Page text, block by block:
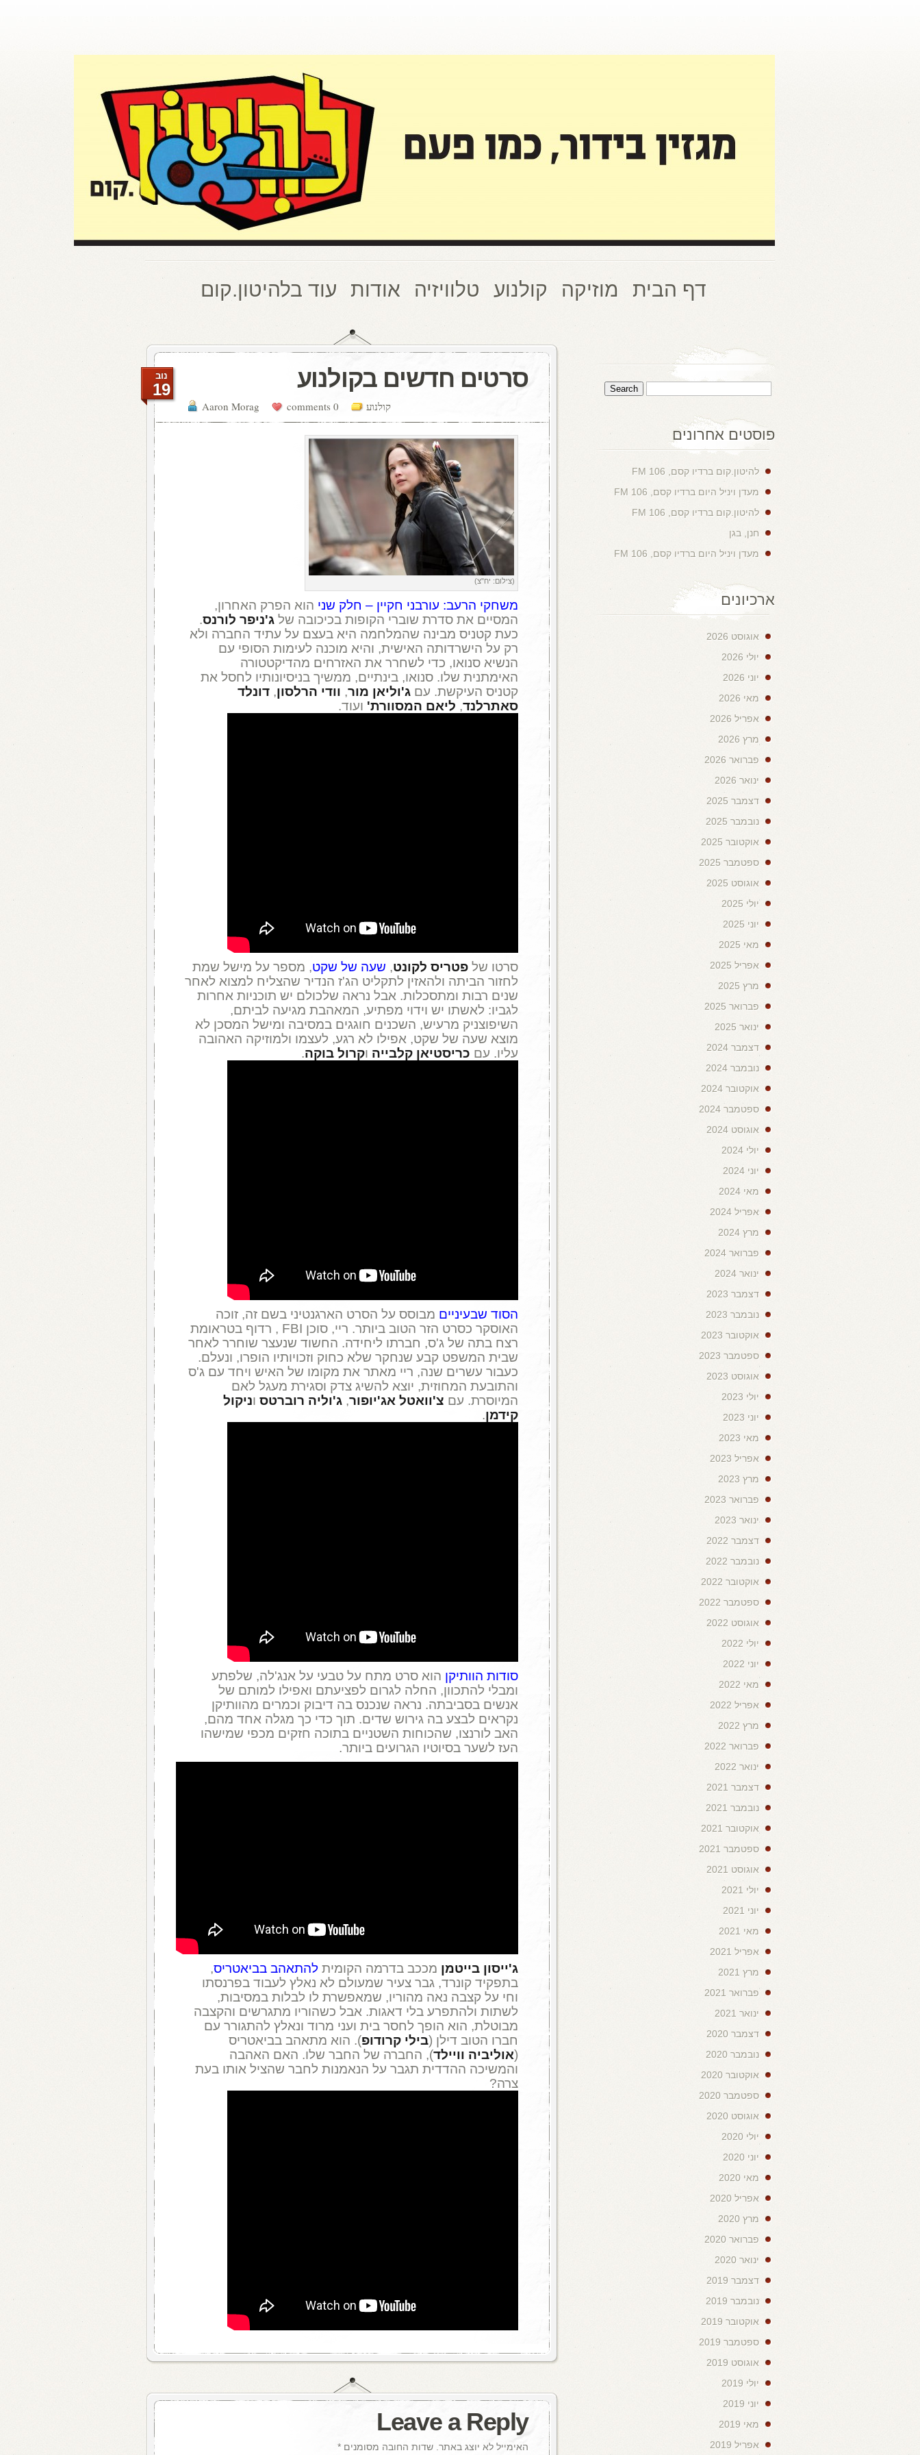
דף הבית מוזיקה קולנוע טלוויזיה אודות עוד בלהיטון.קום
סרטים חדשים בקולנוע
Aaron Morag 0 comments קולנוע
נוב
19
(צילום: יח"צ)
משחקי הרעב: עורבני חקיין – חלק שני הוא הפרק האחרון,
המסיים את סדרת שוברי הקופות בכיכובה של ג'ניפר לורנס.
כעת קטניס מבינה שהמלחמה היא בעצם על עתיד החברה ולא
רק על הישרדותה האישית, והיא מוכנה לעימות הסופי עם
הנשיא סנואו, כדי לשחרר את האזרחים מהדיקטטורה
האימתנית שלו. סנואו, בינתיים, ממשיך בניסיונותיו לחסל את
קטניס העיקשת. עם ג'וליאן מור, וודי הרלסון, דונלד
סאתרלנד, ליאם המסוורת' ועוד.
סרטו של פטריס לקונט, שעה של שקט, מספר על מישל שמת
לחזור הביתה ולהאזין לתקליט הג'ז הנדיר שהצליח למצוא לאחר
שנים רבות ומתסכלות. אבל נראה שלכולם יש תוכניות אחרות
לגביו: לאשתו יש וידוי מפתיע, המאהבת מגיעה לביתם,
השיפוצניק מרעיש, השכנים חוגגים במסיבה ומישל המסכן לא
מוצא שעה של שקט, אפילו לא רגע, לעצמו ולמוזיקה האהובה
עליו. עם כריסטיאן קלבייה וקרול בוקה.
הסוד שבעיניים מבוסס על הסרט הארגנטיני בשם זה, זוכה
האוסקר כסרט הזר הטוב ביותר. ריי, סוכן FBI , רדוף בטראומת
רצח בתה של ג'ס, חברתו ליחידה. החשוד שנעצר שוחרר לאחר
שבית המשפט קבע שנחקר שלא כחוק וזכויותיו הופרו, ונעלם.
כעבור עשרים שנה, ריי מאתר את מקומו של האיש ויחד עם ג'ס
והתובעת המחוזית, יוצא להשיג צדק וסגירת מעגל לאם
המיוסרת. עם צ'וואטל אג'יופור, ג'וליה רוברטס וניקול
קידמן.
סודות הוותיקן הוא סרט מתח על טבעי על אנג'לה, שלפתע
ומבלי להתכוון, החלה לגרום לפציעתם ואפילו למותם של
אנשים בסביבתה. נראה שנכנס בה דיבוק וכמרים מהוותיקן
נקראים לבצע בה גירוש שדים. תוך כדי כך מגלה אחד מהם,
האב לורנצו, שהכוחות השטניים בתוכה חזקים מכפי שמישהו
העז לשער בסיוטיו הגרועים ביותר.
ג'ייסון בייטמן מככב בדרמה הקומית להתאהב בביאטריס,
בתפקיד קונרד, גבר צעיר שמעולם לא נאלץ לעבוד בפרנסתו
וחי על קצבה נאה מהוריו, שמאפשרת לו לבלות במסיבות,
לשתות ולהתפרע בלי דאגות. אבל כשהוריו מתגרשים והקצבה
מבוטלת, הוא הופך לחסר בית ועני מרוד ונאלץ להתגורר עם
חברו הטוב דילן (בילי קרודופ). הוא מתאהב בביאטריס
(אוליביה וויילד), החברה של החבר שלו. האם האהבה
והמשיכה ההדדית תגבר על הנאמנות לחבר שהציל אותו בעת
צרה?
Leave a Reply
האימייל לא יוצג באתר. שדות החובה מסומנים *
פוסטים אחרונים
להיטון.קום ברדיו קסם, 106 FM
מעדן ויניל היום ברדיו קסם, 106 FM
להיטון.קום ברדיו קסם, 106 FM
חנן, בגן
מעדן ויניל היום ברדיו קסם, 106 FM
ארכיונים
אוגוסט 2026
יולי 2026
יוני 2026
מאי 2026
אפריל 2026
מרץ 2026
פברואר 2026
ינואר 2026
דצמבר 2025
נובמבר 2025
אוקטובר 2025
ספטמבר 2025
אוגוסט 2025
יולי 2025
יוני 2025
מאי 2025
אפריל 2025
מרץ 2025
פברואר 2025
ינואר 2025
דצמבר 2024
נובמבר 2024
אוקטובר 2024
ספטמבר 2024
אוגוסט 2024
יולי 2024
יוני 2024
מאי 2024
אפריל 2024
מרץ 2024
פברואר 2024
ינואר 2024
דצמבר 2023
נובמבר 2023
אוקטובר 2023
ספטמבר 2023
אוגוסט 2023
יולי 2023
יוני 2023
מאי 2023
אפריל 2023
מרץ 2023
פברואר 2023
ינואר 2023
דצמבר 2022
נובמבר 2022
אוקטובר 2022
ספטמבר 2022
אוגוסט 2022
יולי 2022
יוני 2022
מאי 2022
אפריל 2022
מרץ 2022
פברואר 2022
ינואר 2022
דצמבר 2021
נובמבר 2021
אוקטובר 2021
ספטמבר 2021
אוגוסט 2021
יולי 2021
יוני 2021
מאי 2021
אפריל 2021
מרץ 2021
פברואר 2021
ינואר 2021
דצמבר 2020
נובמבר 2020
אוקטובר 2020
ספטמבר 2020
אוגוסט 2020
יולי 2020
יוני 2020
מאי 2020
אפריל 2020
מרץ 2020
פברואר 2020
ינואר 2020
דצמבר 2019
נובמבר 2019
אוקטובר 2019
ספטמבר 2019
אוגוסט 2019
יולי 2019
יוני 2019
מאי 2019
אפריל 2019